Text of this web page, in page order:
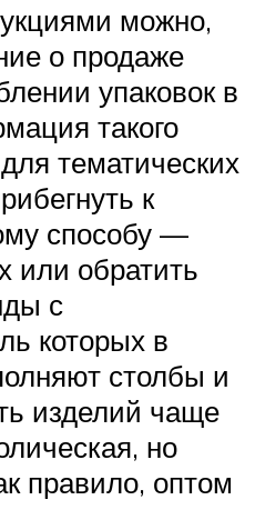
можно,
о продаже
упаковок в
такого
тематических
к
способу —
или обратить
с
которых в
столбы и
изделий чаще
но
правило, оптом